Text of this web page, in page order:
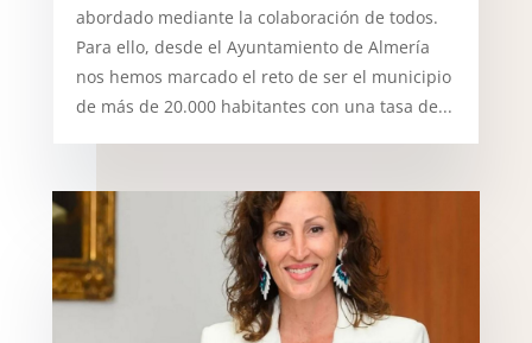
abordado mediante la colaboración de todos.
Para ello, desde el Ayuntamiento de Almería
nos hemos marcado el reto de ser el municipio
de más de 20.000 habitantes con una tasa de...